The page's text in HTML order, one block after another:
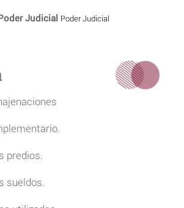
Judicial Poder Judicial
predios.
sueldos.